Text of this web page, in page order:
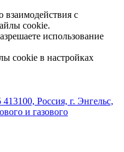
взаимодействия с
cookie.
использование
cookie в настройках
413100, Россия, г. Энгельс,
и газового